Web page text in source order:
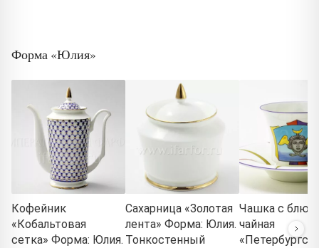
Форма «Юлия»
Кофейник
«Кобальтовая
сетка» Форма: Юлия.
Сахарница «Золотая
лента» Форма: Юлия.
Тонкостенный
Чашка с
чайная